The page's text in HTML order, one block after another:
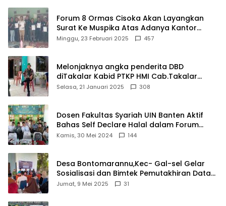
Forum 8 Ormas Cisoka Akan Layangkan
Surat Ke Muspika Atas Adanya Kantor
Matel di Cisoka
Minggu, 23 Februari 2025 457
Melonjaknya angka penderita DBD
diTakalar Kabid PTKP HMI Cab.Takalar
angkat bicara
Selasa, 21 Januari 2025 308
Dosen Fakultas Syariah UIN Banten Aktif
Bahas Self Declare Halal dalam Forum
Ijtima Ulama MUI
Kamis, 30 Mei 2024 144
Desa Bontomarannu,Kec- Gal-sel Gelar
Sosialisasi dan Bimtek Pemutakhiran Data
ID
Jumat, 9 Mei 2025 31